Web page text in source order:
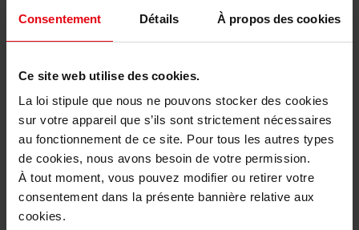
Consentement Détails À propos des cookies
Ce site web utilise des cookies.
La loi stipule que nous ne pouvons stocker des cookies
sur votre appareil que s’ils sont strictement nécessaires
au fonctionnement de ce site. Pour tous les autres types
de cookies, nous avons besoin de votre permission.
À tout moment, vous pouvez modifier ou retirer votre
consentement dans la présente bannière relative aux
cookies.
Beschrijving
Gebruiksadvies
Karakteristieken